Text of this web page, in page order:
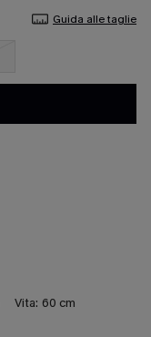
Guida alle taglie
Vita: 60 cm